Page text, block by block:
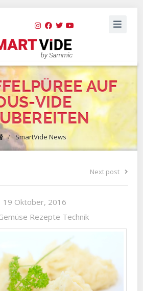
AUF
VIDE
/ SmartVide News
Next post
19 Oktober, 2016
Rezepte Technik